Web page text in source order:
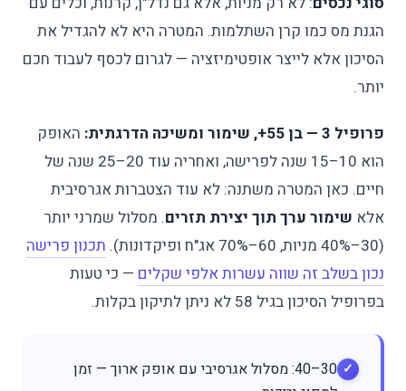
הגנת מס כמו קרן השתלמות. המטרה היא לא להגדיל את
הסיכון אלא לייצר אופטימיזציה — לגרום לכסף לעבוד חכם
יותר.
פרופיל 3 — בן 55+, שימור ומשיכה הדרגתית:
האופק
הוא 10–15 שנה לפרישה, ואחריה עוד 20–25 שנה של
חיים. כאן המטרה משתנה: לא עוד הצטברות אגרסיבית
אלא שימור ערך תוך יצירת תזרים. מסלול שמרני יותר
(30–40% מניות, 60–70% אג"ח ופיקדונות).
תכנון פרישה
נכון בשלב זה שווה עשרות אלפי שקלים — כי טעות
בפרופיל הסיכון בגיל 58 לא ניתן לתיקון בקלות.
30–40: מסלול אגרסיבי עם אופק ארוך — זמן